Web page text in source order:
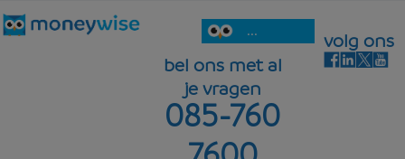
...
bel ons met al
je vragen
085-760
volg ons